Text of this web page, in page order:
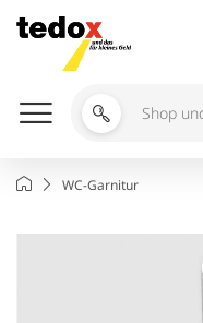
Inhalt
springen
Shop
StartseiteWC-Garnitur